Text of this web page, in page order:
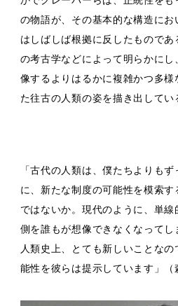
の物語が、その基本的な構造に
はしばしば根拠に反したもので
の考古学などによって明らかに
像するよりはるかに複雑かつ多
た往古の人類の姿を描き出してい
「古代の人類は、僕たちよりも
に、新たな制度の可能性を模索
ではないか。現代のように、単
側を誰もが想像できなくなってし
人類史上、とても新しいことな
能性を彼らは提示しています」（